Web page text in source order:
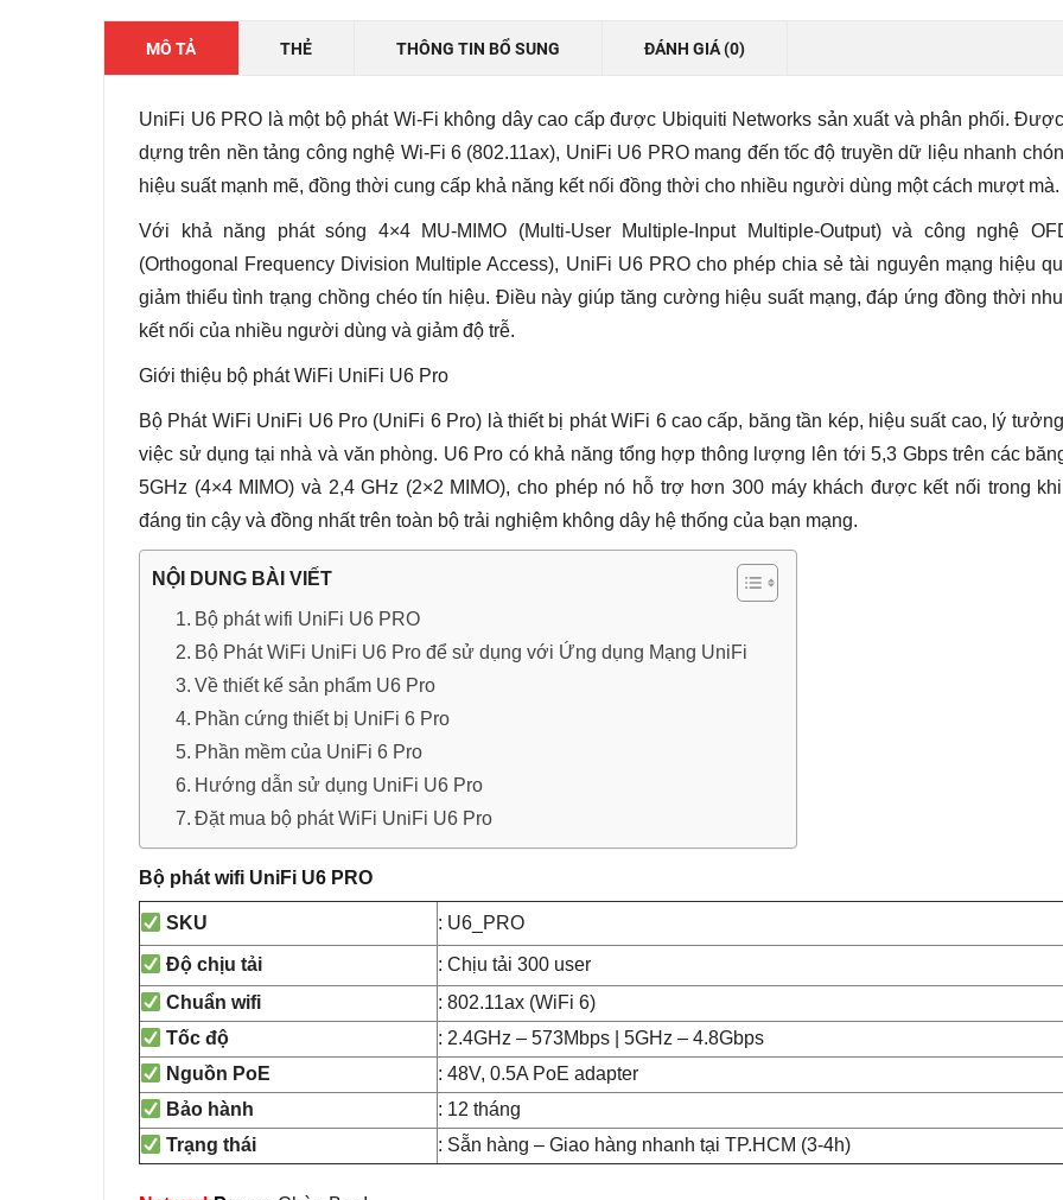
-
Tốc
Gbps,
Chịu
Tải
300
số
lượng
MÔ TẢ THẺ THÔNG TIN BỔ SUNG ĐÁNH GIÁ (0)
UniFi U6 PRO là một bộ phát Wi-Fi không dây cao cấp được Ubiquiti Networks sản xuất và phân phối.
dựng trên nền tảng công nghệ Wi-Fi 6 (802.11ax), UniFi U6 PRO mang đến tốc độ truyền dữ liệu nhanh
hiệu suất mạnh mẽ, đồng thời cung cấp khả năng kết nối đồng thời cho nhiều người dùng một cách mượt mà.
Với khả năng phát sóng 4×4 MU-MIMO (Multi-User Multiple-Input Multiple-Output) và công nghệ
(Orthogonal Frequency Division Multiple Access), UniFi U6 PRO cho phép chia sẻ tài nguyên mạng hiệu
giảm thiểu tình trạng chồng chéo tín hiệu. Điều này giúp tăng cường hiệu suất mạng, đáp ứng đồng thời
kết nối của nhiều người dùng và giảm độ trễ.
Giới thiệu bộ phát WiFi UniFi U6 Pro
Bộ Phát WiFi UniFi U6 Pro (UniFi 6 Pro) là thiết bị phát WiFi 6 cao cấp, băng tần kép, hiệu suất cao, lý
việc sử dụng tại nhà và văn phòng. U6 Pro có khả năng tổng hợp thông lượng lên tới 5,3 Gbps trên các
5GHz (4×4 MIMO) và 2,4 GHz (2×2 MIMO), cho phép nó hỗ trợ hơn 300 máy khách được kết nối trong
đáng tin cậy và đồng nhất trên toàn bộ trải nghiệm không dây hệ thống của bạn mạng.
NỘI DUNG BÀI VIẾT
Bộ phát wifi UniFi U6 PRO
Bộ Phát WiFi UniFi U6 Pro để sử dụng với Ứng dụng Mạng UniFi
Về thiết kế sản phẩm U6 Pro
Phần cứng thiết bị UniFi 6 Pro
Phần mềm của UniFi 6 Pro
Hướng dẫn sử dụng UniFi U6 Pro
Đặt mua bộ phát WiFi UniFi U6 Pro
Bộ phát wifi UniFi U6 PRO
SKU : U6_PRO
Độ chịu tải
: Chịu tải 300 user
Chuẩn wifi
: 802.11ax (WiFi 6)
Tốc độ
: 2.4GHz – 573Mbps | 5GHz – 4.8Gbps
Nguồn PoE
: 48V, 0.5A PoE adapter
Bảo hành
: 12 tháng
Trạng thái
: Sẵn hàng – Giao hàng nhanh tại TP.HCM (3-4h)